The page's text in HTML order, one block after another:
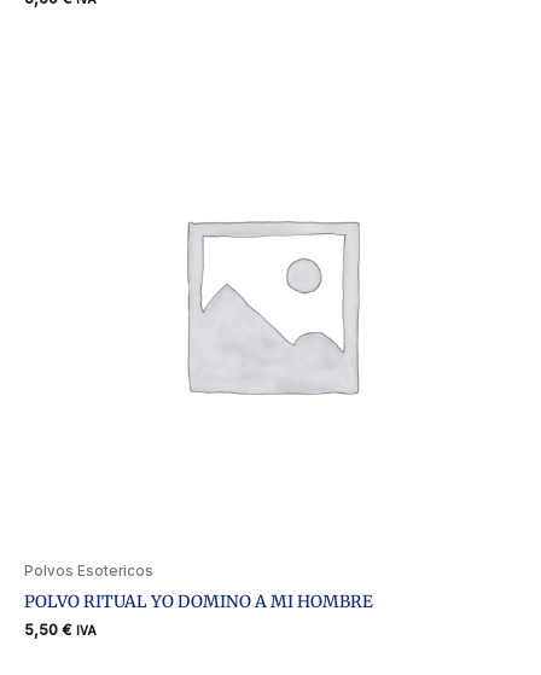
Polvos Esotericos
POLVO RITUAL YO DOMINO A MI HOMBRE
5,50 € IVA